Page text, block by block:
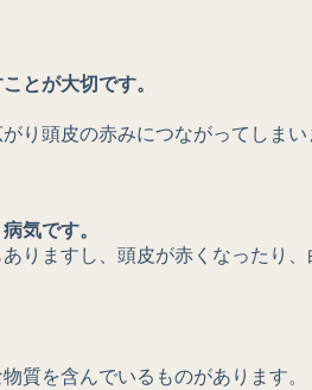
とが大切です。
り頭皮の赤みにつながってしまい
気です。
りますし、頭皮が赤くなったり、
質を含んでいるものがあります。